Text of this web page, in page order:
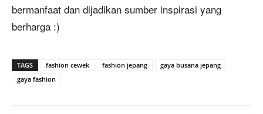
bermanfaat dan dijadikan sumber inspirasi yang
berharga :)
TAGS fashion cewek fashion jepang
gaya busana jepang
gaya fashion